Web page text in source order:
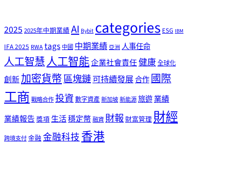
2025 2025年中期業績AI Bybitcategories ESG IBM
IFA 2025 RWAtags 中國 中期業績 亞洲 人事任命
人工智慧人工智能企業社會責任健康全球化
創新加密貨幣區塊鏈可持續發展合作國際
工商 戰略合作投資數字資產新加坡新能源旅遊業績
業績報告 獎項生活穩定幣融資 財報 財富管理 財經
跨境支付金融 金融科技 香港